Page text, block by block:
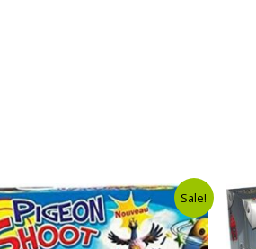
Sale!
Algne
hind
oli:
€19,99.
Current
price
is:
€17,99.